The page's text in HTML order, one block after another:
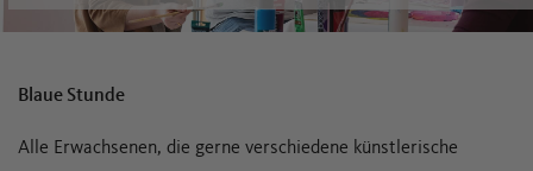
Blaue Stunde
Alle Erwachsenen, die gerne verschiedene künstlerische